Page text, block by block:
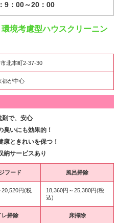
9：00～20：00
境考慮型ハウスクリーニン
北本町2-37-30
都が中心
剤で、安心
いにも効果的！
ときれいを保つ！
納サービスあり
フード 風呂掃除
20,520円(税
18,360円～25,380円(税
込)
レ掃除 床掃除